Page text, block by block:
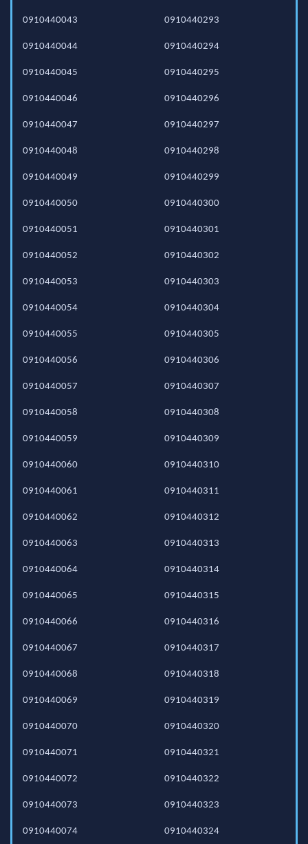
0910440043
0910440044
0910440045
0910440046
0910440047
0910440048
0910440049
0910440050
0910440051
0910440052
0910440053
0910440054
0910440055
0910440056
0910440057
0910440058
0910440059
0910440060
0910440061
0910440062
0910440063
0910440064
0910440065
0910440066
0910440067
0910440068
0910440069
0910440070
0910440071
0910440072
0910440073
0910440074
0910440293
0910440294
0910440295
0910440296
0910440297
0910440298
0910440299
0910440300
0910440301
0910440302
0910440303
0910440304
0910440305
0910440306
0910440307
0910440308
0910440309
0910440310
0910440311
0910440312
0910440313
0910440314
0910440315
0910440316
0910440317
0910440318
0910440319
0910440320
0910440321
0910440322
0910440323
0910440324